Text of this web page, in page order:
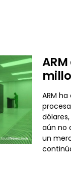
ARM
aún no
un